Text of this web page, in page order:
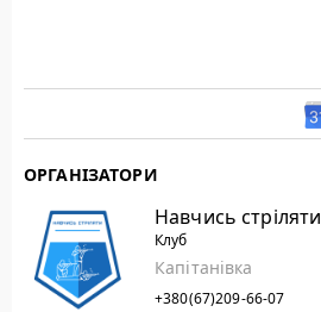
ОРГАНІЗАТОРИ
Навчись стріляти
Клуб
Капітанівка
+380(67)209-66-07